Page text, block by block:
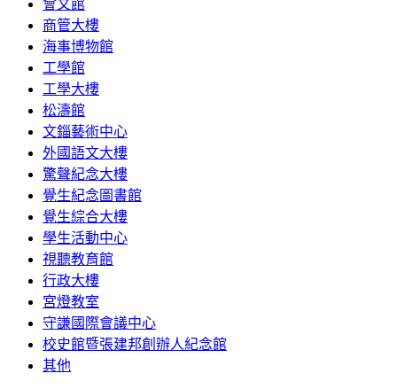
會文館
商管大樓
海事博物館
工學館
工學大樓
松濤館
文錙藝術中心
外國語文大樓
驚聲紀念大樓
覺生紀念圖書館
覺生綜合大樓
學生活動中心
視聽教育館
行政大樓
宮燈教室
守謙國際會議中心
校史館暨張建邦創辦人紀念館
其他